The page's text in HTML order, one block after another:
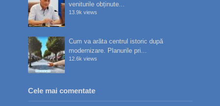
veniturile obținute...
13.9k views
Cum va arăta centrul istoric după
modernizare. Planurile pri...
12.6k views
Cele mai comentate